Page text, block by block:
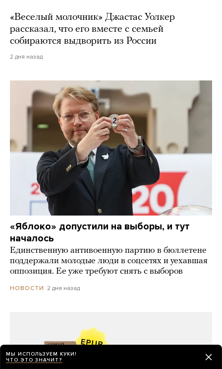
«Веселый молочник» Джастас Уолкер
рассказал, что его вместе с семьей
собираются выдворить из России
2 дня назад
«Яблоко» допустили на выборы, и тут
началось
Единственную антивоенную партию в бюллетене
поддержали молодые люди в соцсетях и уехавшая
оппозиция. Ее уже требуют снять с выборов
НОВОСТИ 2 дня назад
МЫ ИСПОЛЬЗУЕМ КУКИ!
ЧТО ЭТО ЗНАЧИТ?